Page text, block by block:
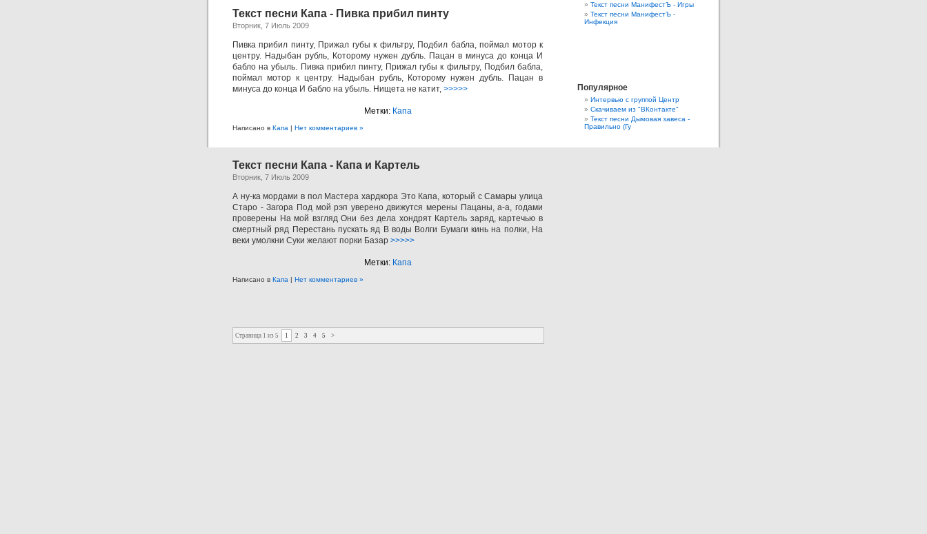
Текст песни Капа - Пивка прибил пинту
Вторник, 7 Июль 2009
Пивка прибил пинту, Прижал губы к фильтру, Подбил бабла, поймал мотор к
центру. Надыбан рубль, Которому нужен дубль. Пацан в минуса до конца И
бабло на убыль. Пивка прибил пинту, Прижал губы к фильтру, Подбил бабла,
поймал мотор к центру. Надыбан рубль, Которому нужен дубль. Пацан в
минуса до конца И бабло на убыль. Нищета не катит, >>>>>
Метки: Капа
Написано в Капа | Нет комментариев »
Текст песни Капа - Капа и Картель
Вторник, 7 Июль 2009
А ну-ка мордами в пол Мастера хардкора Это Капа, который с Самары улица
Старо - Загора Под мой рэп уверено движутся мерены Пацаны, а-а, годами
проверены На мой взгляд Они без дела хондрят Картель заряд, картечью в
смертный ряд Перестань пускать яд В воды Волги Бумаги кинь на полки, На
веки умолкни Суки желают порки Базар >>>>>
Метки: Капа
Написано в Капа | Нет комментариев »
Страница 1 из 5 1 2 3 4 5 >
Текст песни МанифестЪ - Игры
Текст песни МанифестЪ -
Инфекция
Популярное
Интервью с группой Центр
Скачиваем из "ВКонтакте"
Текст песни Дымовая завеса -
Правильно (Гу